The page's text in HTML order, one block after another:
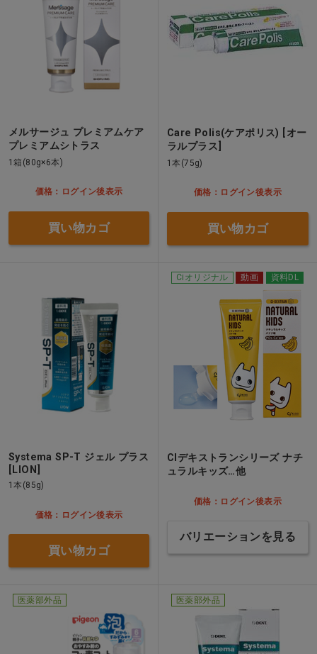
メルサージュ プレミアムケア
プレミアムシトラス
1箱(80g×6本)
価格：ログイン後表示
買い物カゴ
Care Polis(ケアポリス) [オー
ラルプラス]
1本(75g)
価格：ログイン後表示
買い物カゴ
Systema SP-T ジェル プラス
[LION]
1本(85g)
価格：ログイン後表示
買い物カゴ
Ciオリジナル 動画 資料DL
CIデキストランシリーズ ナチ
ュラルキッズ…他
価格：ログイン後表示
バリエーションを見る
医薬部外品 医薬部外品